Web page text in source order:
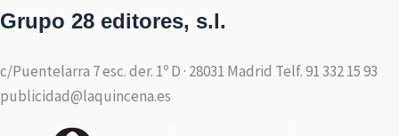
Grupo 28 editores, s.l.
c/Puentelarra 7 esc. der. 1º D · 28031 Madrid Telf. 91 332 15 93
publicidad@laquincena.es